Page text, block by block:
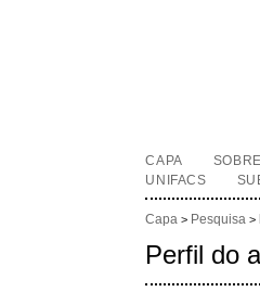
CAPA SOBRE
UNIFACS
Capa > Pesquisa >
Perfil do